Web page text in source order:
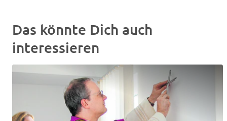
Das könnte Dich auch
interessieren